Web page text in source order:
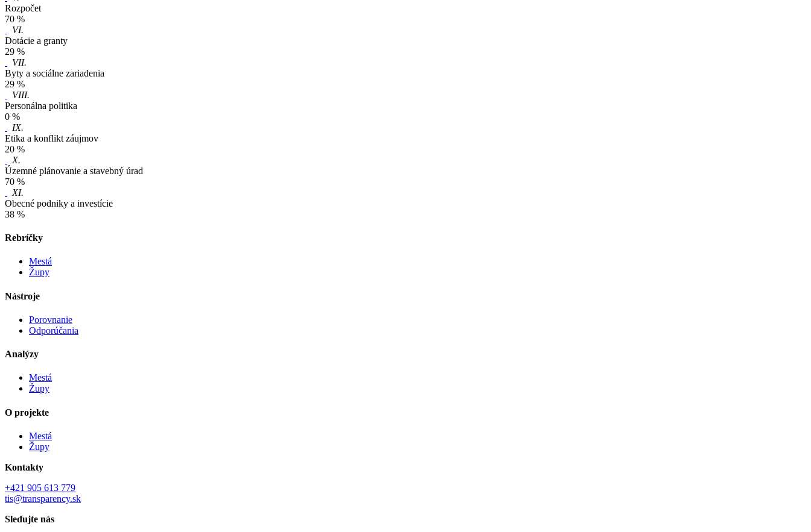
Rozpočet
70 %
VI.
Dotácie a granty
29 %
VII.
Byty a sociálne zariadenia
29 %
VIII.
Personálna politika
0 %
IX.
Etika a konflikt záujmov
20 %
X.
Územné plánovanie a stavebný úrad
70 %
XI.
Obecné podniky a investície
38 %
Rebríčky
Mestá
Župy
Nástroje
Porovnanie
Odporúčania
Analýzy
Mestá
Župy
O projekte
Mestá
Župy
Kontakty
+421 905 613 779
tis@transparency.sk
Sledujte nás